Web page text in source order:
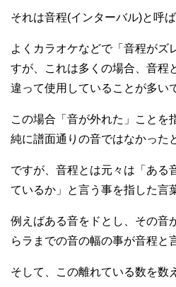
それは音程(インターバル)と呼ば
よくカラオケなどで「音程がズ
すが、これは多くの場合、音程
違って使用していることが多い
この場合「音が外れた」ことを
純に譜面通りの音ではなかった
ですが、音程とは元々は「ある
ているか」と言う事を指した言
例えばある音をドとし、その音
らラまでの音の幅の事が音程と
そして、この離れている数を数